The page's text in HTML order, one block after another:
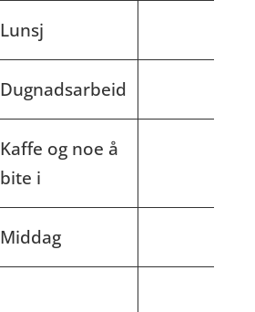
Lunsj
Dugnadsarbeid
Kaffe og noe å
bite i
Middag